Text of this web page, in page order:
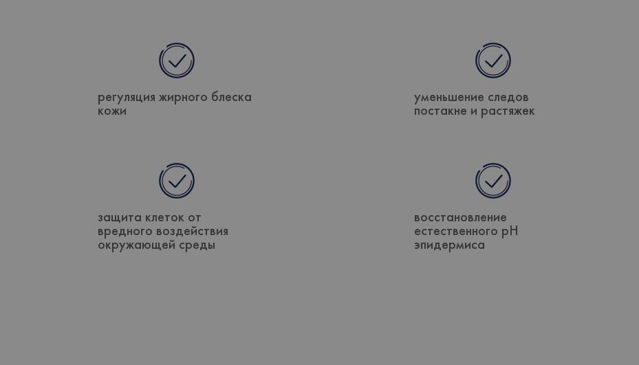
регуляция жирного блеска
кожи
уменьшение следов
постакне и растяжек
защита клеток от
вредного воздействия
окружающей среды
восстановление
естественного pH
эпидермиса